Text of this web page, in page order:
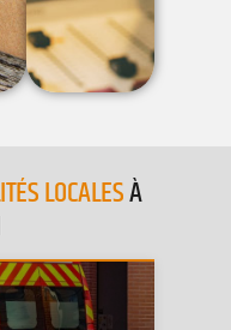
LOCALESÀ